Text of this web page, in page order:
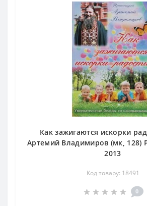
Как зажигаются искорки
Артемий Владимиров (мк, 128)
2013
Код товару: 18491
0